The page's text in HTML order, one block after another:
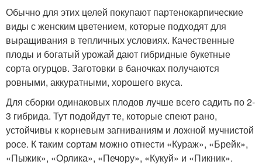
Обычно для этих целей покупают партенокарпические
виды с женским цветением, которые подходят для
выращивания в тепличных условиях. Качественные
плоды и богатый урожай дают гибридные букетные
сорта огурцов. Заготовки в баночках получаются
ровными, аккуратными, хорошего вкуса.
Для сборки одинаковых плодов лучше всего садить по 2-
3 гибрида. Тут подойдут те, которые спеют рано,
устойчивы к корневым загниваниям и ложной мучнистой
росе. К таким сортам можно отнести «Кураж», «Брейк»,
«Пыжик», «Орлика», «Печору», «Кукуй» и «Пикник».